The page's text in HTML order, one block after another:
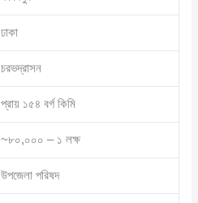
ঢাকা
চরভদ্রাসন
প্রায় ১৫৪ বর্গ কিমি
~৮০,০০০ – ১ লক্ষ
উপজেলা পরিষদ